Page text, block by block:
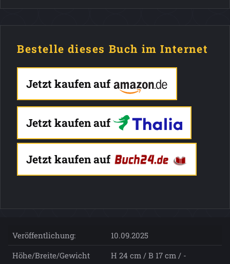
Bestelle dieses Buch im Internet
Jetzt kaufen auf
Jetzt kaufen auf
Jetzt kaufen auf
Veröffentlichung:
10.09.2025
Höhe/Breite/Gewicht
H 24 cm / B 17 cm / -